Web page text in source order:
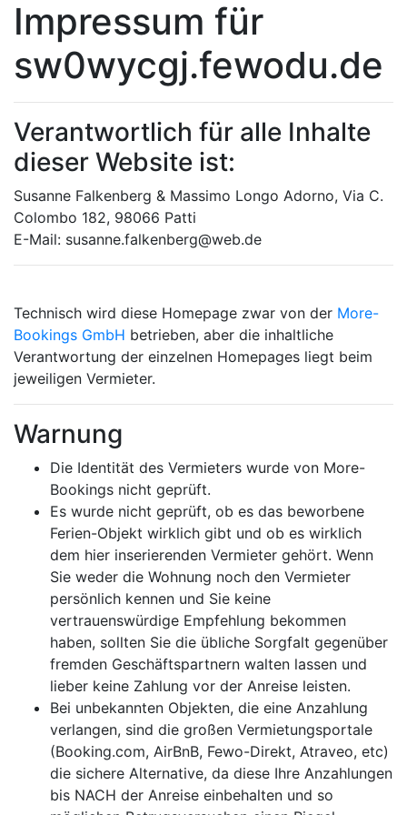
Impressum für
sw0wycgj.fewodu.de
Verantwortlich für alle Inhalte
dieser Website ist:
Susanne Falkenberg & Massimo Longo Adorno, Via C.
Colombo 182, 98066 Patti
E-Mail: susanne.falkenberg@web.de
Technisch wird diese Homepage zwar von der More-
Bookings GmbH betrieben, aber die inhaltliche
Verantwortung der einzelnen Homepages liegt beim
jeweiligen Vermieter.
Warnung
Die Identität des Vermieters wurde von More-
Bookings nicht geprüft.
Es wurde nicht geprüft, ob es das beworbene
Ferien-Objekt wirklich gibt und ob es wirklich
dem hier inserierenden Vermieter gehört. Wenn
Sie weder die Wohnung noch den Vermieter
persönlich kennen und Sie keine
vertrauenswürdige Empfehlung bekommen
haben, sollten Sie die übliche Sorgfalt gegenüber
fremden Geschäftspartnern walten lassen und
lieber keine Zahlung vor der Anreise leisten.
Bei unbekannten Objekten, die eine Anzahlung
verlangen, sind die großen Vermietungsportale
(Booking.com, AirBnB, Fewo-Direkt, Atraveo, etc)
die sichere Alternative, da diese Ihre Anzahlungen
bis NACH der Anreise einbehalten und so